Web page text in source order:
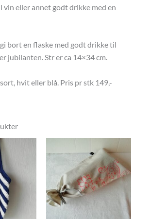
vin eller annet godt drikke med en
bort en flaske med godt drikke til
jubilanten. Str er ca 14×34 cm.
hvit eller blå. Pris pr stk 149,-